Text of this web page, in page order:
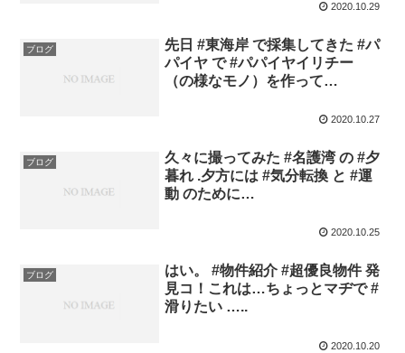
2020.10.29
ブログ
先日 #東海岸 で採集してきた #パ
パイヤ で #パパイヤイリチー
（の様なモノ）を作って…
2020.10.27
ブログ
久々に撮ってみた #名護湾 の #夕
暮れ .夕方には #気分転換 と #運
動 のために…
2020.10.25
ブログ
はい。 #物件紹介 #超優良物件 発
見コ！これは…ちょっとマヂで #
滑りたい …..
2020.10.20